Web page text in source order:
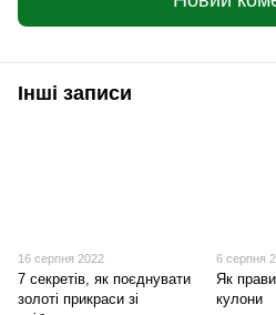
Інші записи
16 серпня 2022
7 секретів, як поєднувати
золоті прикраси зі
6 серпня
Як
кулони